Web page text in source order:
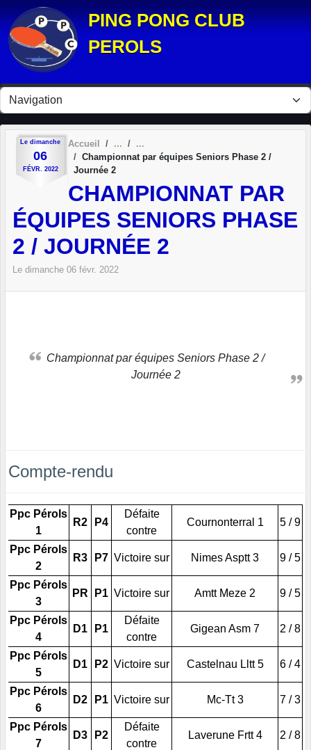
PING PONG CLUB
PEROLS
Le dimanche
06
FÉVR. 2022
Accueil
Championnat par équipes Seniors Phase 2 /
Journée 2
CHAMPIONNAT PAR
ÉQUIPES SENIORS PHASE
2 / JOURNÉE 2
Le dimanche 06 févr. 2022
Championnat par équipes Seniors Phase 2 /
Journée 2
Compte-rendu
Ppc Pérols
1
R2 P4
Défaite
contre
Cournonterral 1 5 / 9
Ppc Pérols
2
R3 P7 Victoire sur Nimes Asptt 3 9 / 5
Ppc Pérols
3
PR P1 Victoire sur Amtt Meze 2 9 / 5
Ppc Pérols
4
D1 P1
Défaite
contre
Gigean Asm 7 2 / 8
Ppc Pérols
5
D1 P2 Victoire sur Castelnau Lltt 5 6 / 4
Ppc Pérols
6
D2 P1 Victoire sur Mc-Tt 3 7 / 3
Ppc Pérols
7
D3 P2
Défaite
contre
Laverune Frtt 4 2 / 8
Panneau de gestion des cookies